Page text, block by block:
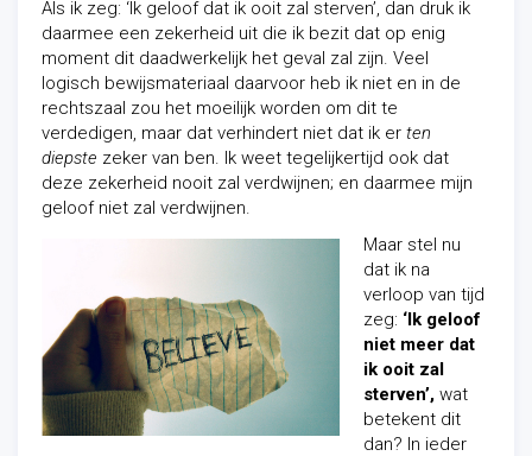
Als ik zeg: ‘Ik geloof dat ik ooit zal sterven’, dan druk ik
daarmee een zekerheid uit die ik bezit dat op enig
moment dit daadwerkelijk het geval zal zijn. Veel
logisch bewijsmateriaal daarvoor heb ik niet en in de
rechtszaal zou het moeilijk worden om dit te
verdedigen, maar dat verhindert niet dat ik er ten
diepste zeker van ben. Ik weet tegelijkertijd ook dat
deze zekerheid nooit zal verdwijnen; en daarmee mijn
geloof niet zal verdwijnen.
Maar stel nu
dat ik na
verloop van tijd
zeg: ‘Ik geloof
niet meer dat
ik ooit zal
sterven’, wat
betekent dit
dan? In ieder